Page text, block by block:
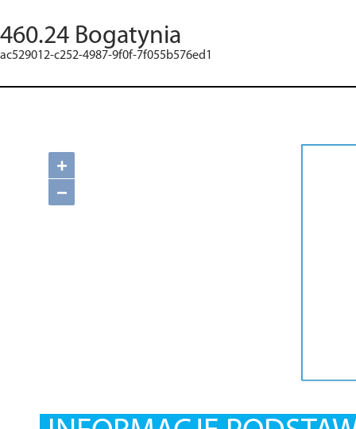
460.24 Bogatynia
ac529012-c252-4987-9f0f-7f055b576ed1
+
−